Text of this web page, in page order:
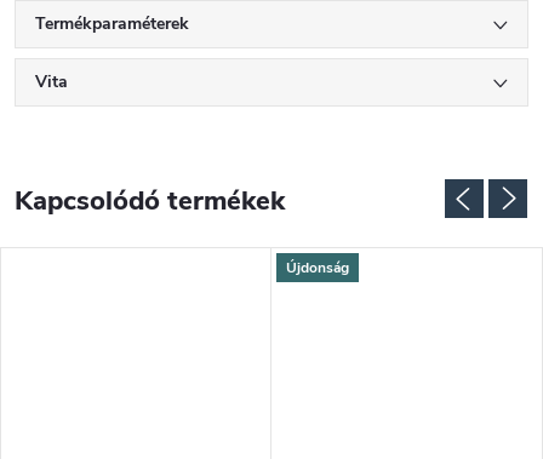
Termékparaméterek
Vita
Kapcsolódó termékek
Újdonság